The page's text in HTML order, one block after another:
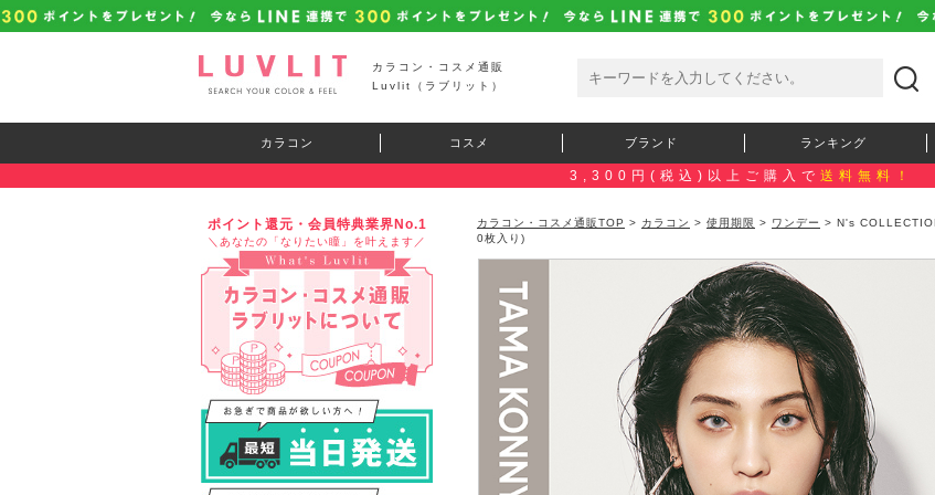
カラコン・コスメ通販
Luvlit（ラブリット）
カラコン コスメ ブランド ランキング
3,300円(税込)以上ご購入で 送料無料！
ポイント還元・会員特典業界No.1
＼あなたの「なりたい瞳」を叶えます／
カラコン・コスメ通販TOP > カラコン > 使用期限 > ワンデー > N's
0枚入り)